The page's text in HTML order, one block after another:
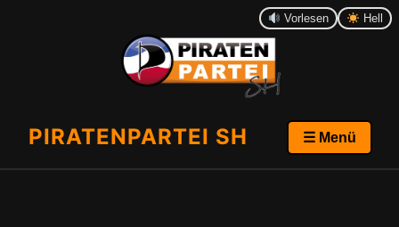
Vorlesen Hell
PIRATENPARTEI SH ☰ Menü